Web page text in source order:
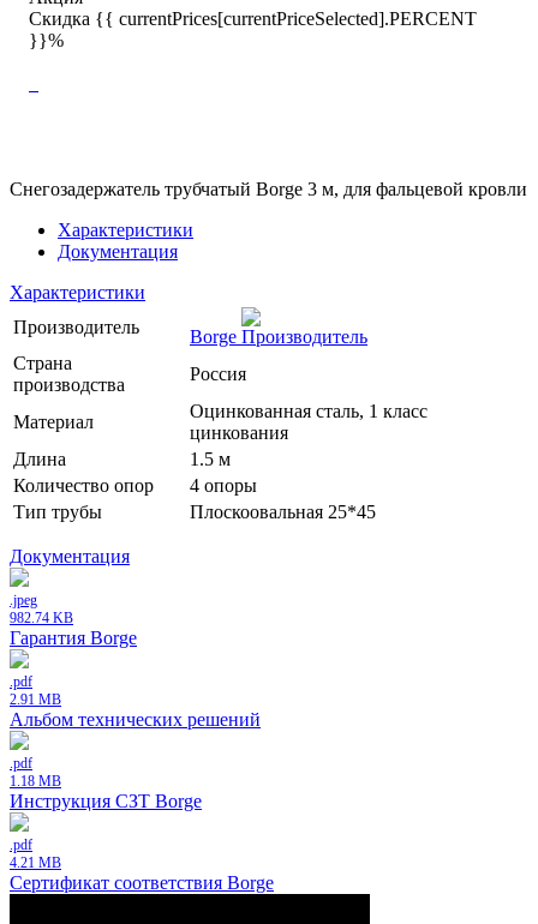
Скидка {{ currentPrices[currentPriceSelected].PERCENT
}}%
Снегозадержатель трубчатый Borge 3 м, для фальцевой кровли
Характеристики
Документация
Характеристики
Производитель
Borge
Страна
производства
Россия
Материал
Оцинкованная сталь, 1 класс
цинкования
Длина
1.5 м
Количество опор
4 опоры
Тип трубы
Плоскоовальная 25*45
Документация
.jpeg
982.74 KB
Гарантия Borge
.pdf
2.91 MB
Альбом технических решений
.pdf
1.18 MB
Инструкция СЗТ Borge
.pdf
4.21 MB
Сертификат соответствия Borge